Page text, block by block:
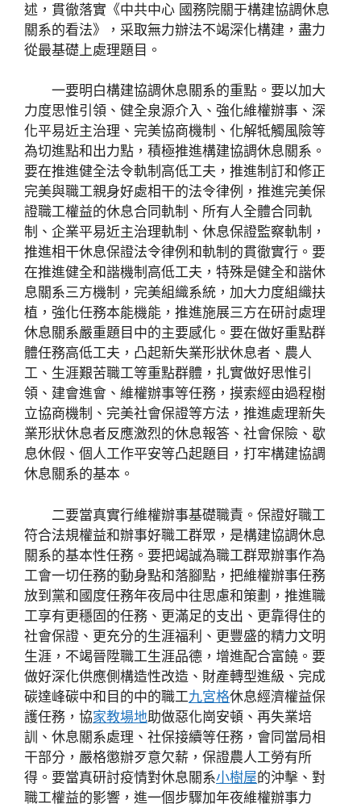
述，貫徹落實《中共中心 國務院關于構建協調休息
關系的看法》，采取無力辦法不竭深化構建，盡力
從最基礎上處理題目。
一要明白構建協調休息關系的重點。要以加大
力度思惟引領、健全泉源介入、強化維權辦事、深
化平易近主治理、完美協商機制、化解牴觸風險等
為切進點和出力點，積極推進構建協調休息關系。
要在推進健全法令軌制高低工夫，推進制訂和修正
完美與職工親身好處相干的法令律例，推進完美保
證職工權益的休息合同軌制、所有人全體合同軌
制、企業平易近主治理軌制、休息保證監察軌制，
推進相干休息保證法令律例和軌制的貫徹實行。要
在推進健全和諧機制高低工夫，特殊是健全和諧休
息關系三方機制，完美組織系統，加大力度組織扶
植，強化任務本能機能，推進施展三方在研討處理
休息關系嚴重題目中的主要感化。要在做好重點群
體任務高低工夫，凸起新失業形狀休息者、農人
工、生涯艱苦職工等重點群體，扎實做好思惟引
領、建會進會、維權辦事等任務，摸索經由過程樹
立協商機制、完美社會保證等方法，推進處理新失
業形狀休息者反應激烈的休息報答、社會保險、歇
息休假、個人工作平安等凸起題目，打牢構建協調
休息關系的基本。
二要當真實行維權辦事基礎職責。保證好職工
符合法規權益和辦事好職工群眾，是構建協調休息
關系的基本性任務。要把竭誠為職工群眾辦事作為
工會一切任務的動身點和落腳點，把維權辦事任務
放到黨和國度任務年夜局中往思慮和策劃，推進職
工享有更穩固的任務、更滿足的支出、更靠得住的
社會保證、更充分的生涯福利、更豐盛的精力文明
生涯，不竭晉陞職工生涯品德，增進配合富饒。要
做好深化供應側構造性改造、財產轉型進級、完成
碳達峰碳中和目的中的職工九宮格休息經濟權益保
護任務，協家教場地助做惡化崗安頓、再失業培
訓、休息關系處理、社保接續等任務，會同當局相
干部分，嚴格懲辦歹意欠薪，保證農人工勞有所
得。要當真研討疫情對休息關系小樹屋的沖擊、對
職工權益的影響，進一個步驟加年夜維權辦事力